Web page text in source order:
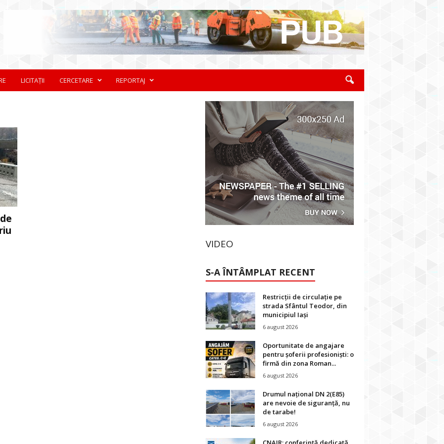
LICITAȚII CERCETARE REPORTAJ
VIDEO
S-A ÎNTÂMPLAT RECENT
Restricții de circulație pe
strada Sfântul Teodor, din
municipiul Iași
6 august 2026
Oportunitate de angajare
pentru șoferii profesioniști: o
firmă din zona Roman...
6 august 2026
Drumul național DN 2(E85)
are nevoie de siguranță, nu
de tarabe!
6 august 2026